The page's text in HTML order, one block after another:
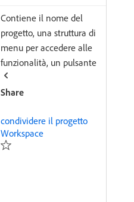
Contiene il nome del
progetto, una struttura di
menu per accedere alle
funzionalità, un pulsante
Share
condividere il progetto
Workspace